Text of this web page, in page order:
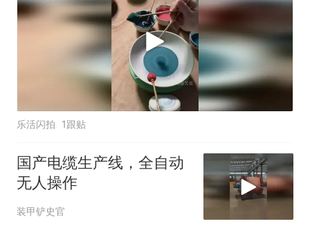
乐活闪拍 1跟贴
国产电缆生产线，全自动
无人操作
装甲铲史官